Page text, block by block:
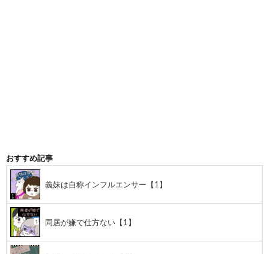
おすすめ記事
義妹は自称インフルエンサー【1】
同居が嫌で仕方ない【1】